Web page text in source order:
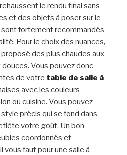
le rendu final sans
et des objets à poser sur le
fortement recommandés
Pour le choix des nuances,
des plus chaudes aux
Vous pouvez donc
de votre table de salle à
avec les couleurs
ou cuisine. Vous pouvez
précis qui se fond dans
votre goût. Un bon
coordonnés et
vous faut pour une salle à